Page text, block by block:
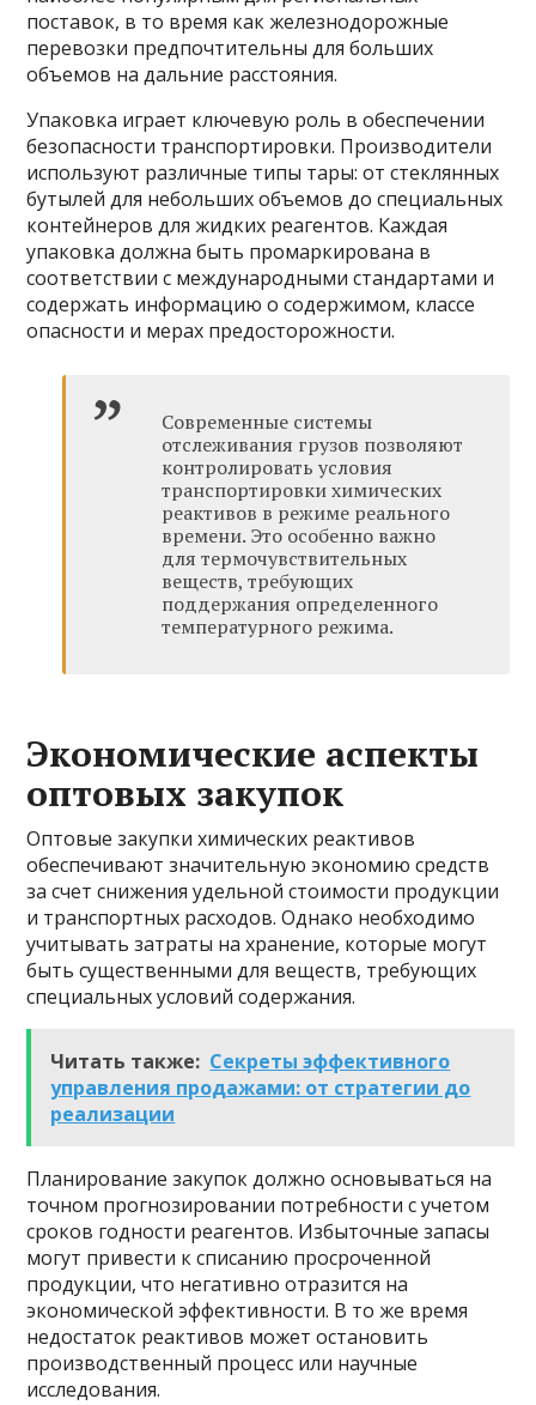
поставок, в то время как железнодорожные
перевозки предпочтительны для больших
объемов на дальние расстояния.
Упаковка играет ключевую роль в обеспечении
безопасности транспортировки. Производители
используют различные типы тары: от стеклянных
бутылей для небольших объемов до специальных
контейнеров для жидких реагентов. Каждая
упаковка должна быть промаркирована в
соответствии с международными стандартами и
содержать информацию о содержимом, классе
опасности и мерах предосторожности.
Современные системы
отслеживания грузов позволяют
контролировать условия
транспортировки химических
реактивов в режиме реального
времени. Это особенно важно
для термочувствительных
веществ, требующих
поддержания определенного
температурного режима.
Экономические аспекты
оптовых закупок
Оптовые закупки химических реактивов
обеспечивают значительную экономию средств
за счет снижения удельной стоимости продукции
и транспортных расходов. Однако необходимо
учитывать затраты на хранение, которые могут
быть существенными для веществ, требующих
специальных условий содержания.
Читать также: Секреты эффективного
управления продажами: от стратегии до
реализации
Планирование закупок должно основываться на
точном прогнозировании потребности с учетом
сроков годности реагентов. Избыточные запасы
могут привести к списанию просроченной
продукции, что негативно отразится на
экономической эффективности. В то же время
недостаток реактивов может остановить
производственный процесс или научные
исследования.